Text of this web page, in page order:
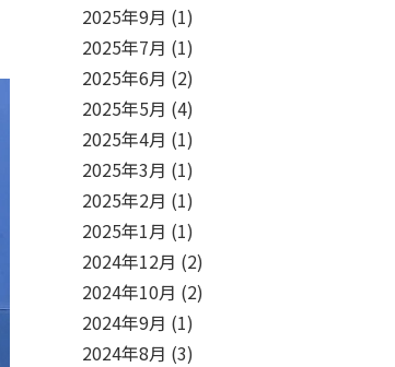
2025年9月 (1)
2025年7月 (1)
2025年6月 (2)
2025年5月 (4)
2025年4月 (1)
2025年3月 (1)
2025年2月 (1)
2025年1月 (1)
2024年12月 (2)
2024年10月 (2)
2024年9月 (1)
2024年8月 (3)